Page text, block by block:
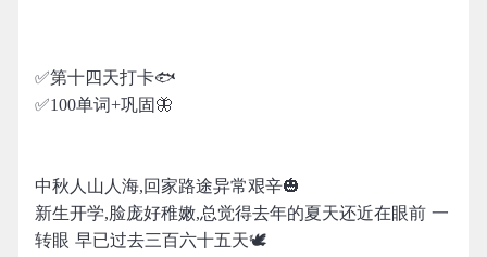
✅第十四天打卡🐟
✅100单词+巩固🦋
中秋人山人海,回家路途异常艰辛🎃
新生开学,脸庞好稚嫩,总觉得去年的夏天还近在眼前 一
转眼 早已过去三百六十五天🕊